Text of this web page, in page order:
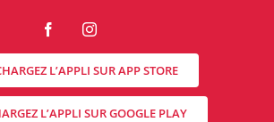
FacebookInstagram
L’APPLI SUR APP STORE
L’APPLI SUR GOOGLE PLAY